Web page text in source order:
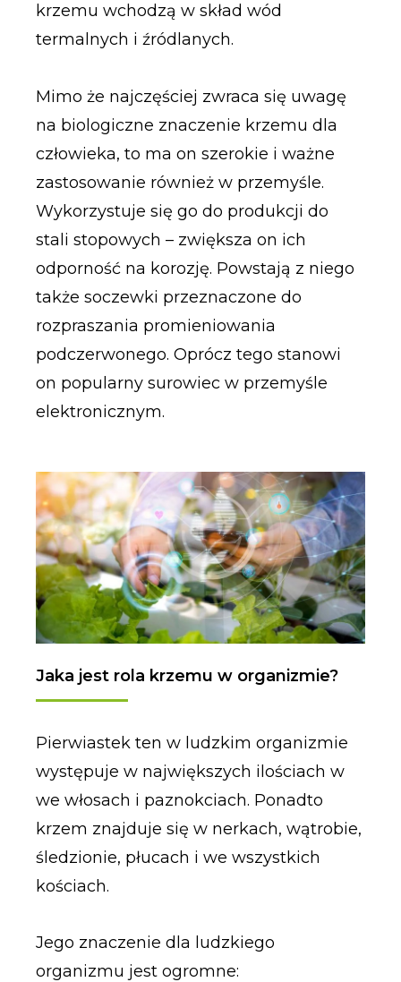
krzemu wchodzą w skład wód
termalnych i źródlanych.
Mimo że najczęściej zwraca się uwagę
na biologiczne znaczenie krzemu dla
człowieka, to ma on szerokie i ważne
zastosowanie również w przemyśle.
Wykorzystuje się go do produkcji do
stali stopowych – zwiększa on ich
odporność na korozję. Powstają z niego
także soczewki przeznaczone do
rozpraszania promieniowania
podczerwonego. Oprócz tego stanowi
on popularny surowiec w przemyśle
elektronicznym.
Jaka jest rola krzemu w organizmie?
Pierwiastek ten w ludzkim organizmie
występuje w największych ilościach w
we włosach i paznokciach. Ponadto
krzem znajduje się w nerkach, wątrobie,
śledzionie, płucach i we wszystkich
kościach.
Jego znaczenie dla ludzkiego
organizmu jest ogromne: